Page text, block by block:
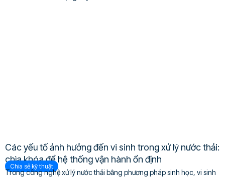
Các yếu tố ảnh hưởng đến vi sinh trong xử lý nước thải:
chìa khóa để hệ thống vận hành ổn định
Chia sẻ kỹ thuật
Trong công nghệ xử lý nước thải bằng phương pháp sinh học, vi sinh